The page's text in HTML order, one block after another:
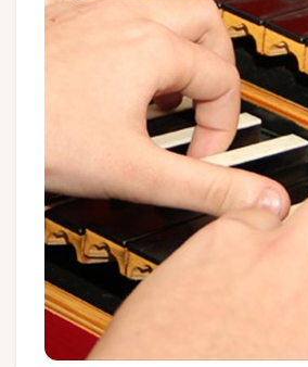
DE